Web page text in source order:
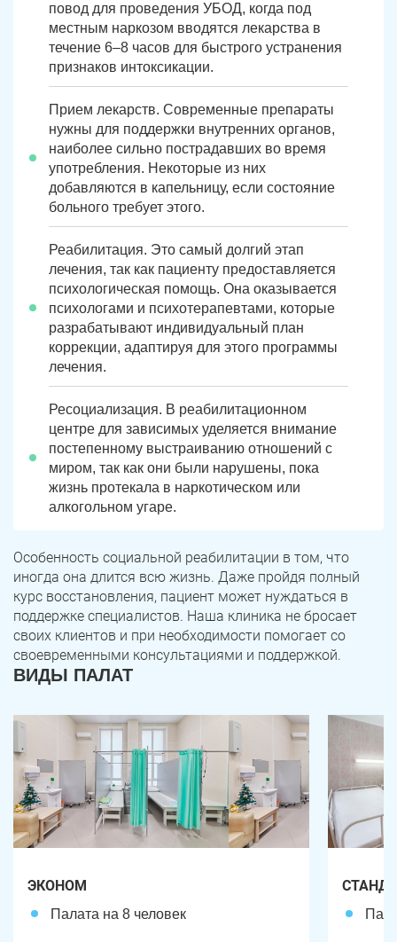
повод для проведения УБОД, когда под
местным наркозом вводятся лекарства в
течение 6–8 часов для быстрого устранения
признаков интоксикации.
Прием лекарств. Современные препараты
нужны для поддержки внутренних органов,
наиболее сильно пострадавших во время
употребления. Некоторые из них
добавляются в капельницу, если состояние
больного требует этого.
Реабилитация. Это самый долгий этап
лечения, так как пациенту предоставляется
психологическая помощь. Она оказывается
психологами и психотерапевтами, которые
разрабатывают индивидуальный план
коррекции, адаптируя для этого программы
лечения.
Ресоциализация. В реабилитационном
центре для зависимых уделяется внимание
постепенному выстраиванию отношений с
миром, так как они были нарушены, пока
жизнь протекала в наркотическом или
алкогольном угаре.
Особенность социальной реабилитации в том, что
иногда она длится всю жизнь. Даже пройдя полный
курс восстановления, пациент может нуждаться в
поддержке специалистов. Наша клиника не бросает
своих клиентов и при необходимости помогает со
своевременными консультациями и поддержкой.
ВИДЫ ПАЛАТ
ЭКОНОМ
Палата на 8 человек
ПОЛУЧИТЬ ПОМОЩЬ
ЗАДАТЬ ВОПРОС
ПОЛУЧИТЬ ПОМОЩЬ
Касли Роза
Челябинск Сим
Первомайский
ПОЛУЧИТЬ ПОМОЩЬ